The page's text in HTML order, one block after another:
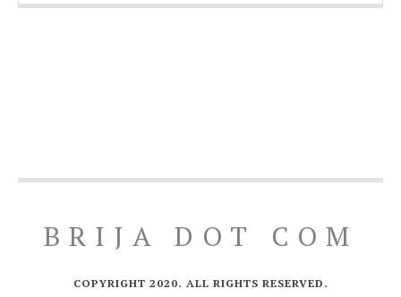
BRIJA DOT COM
COPYRIGHT 2020. ALL RIGHTS RESERVED.